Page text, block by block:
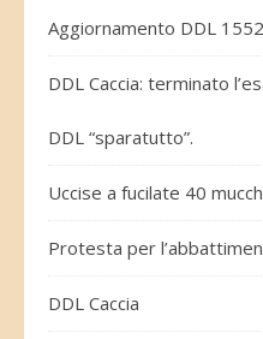
Aggiornamento DDL 1552
DDL Caccia: terminato
DDL “sparatutto”.
Uccise a fucilate 40
Protesta per
DDL Caccia